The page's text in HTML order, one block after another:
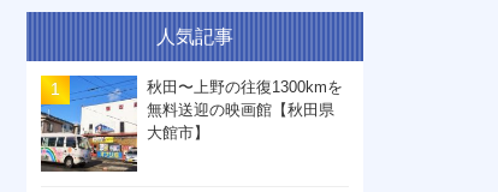
人気記事
秋田〜上野の往復1300kmを
無料送迎の映画館【秋田県
大館市】